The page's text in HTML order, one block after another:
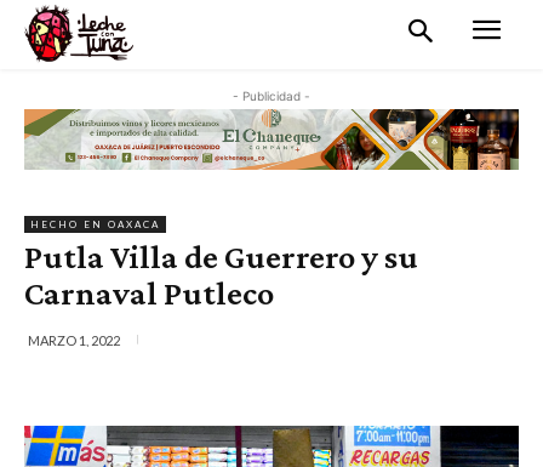
- Publicidad -
HECHO EN OAXACA
Putla Villa de Guerrero y su
Carnaval Putleco
MARZO 1, 2022